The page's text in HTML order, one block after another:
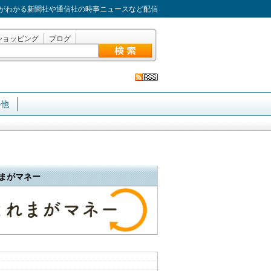
わかる新聞社や通信社の時事ニュースなど配信
ョッピング ブログ
がマネー